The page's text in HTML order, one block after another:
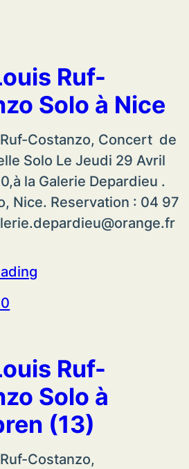
Ruf-
Solo à Nice
Costanzo, Concert de
Solo Le Jeudi 29 Avril
la Galerie Depardieu .
Nice. Reservation : 04 97
Ruf-
Solo à
(13)
Costanzo,